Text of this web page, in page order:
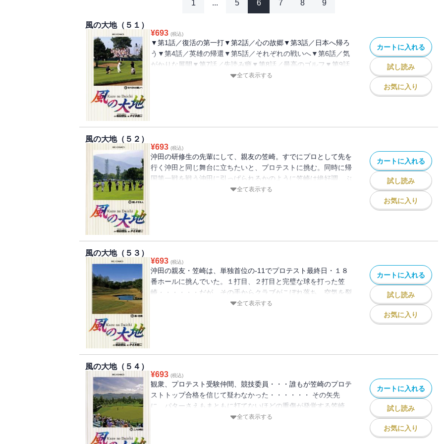
1 ... 5 6 7 8 9
風の大地（５１）
¥693 (税込)
▼第1話／復活の第一打▼第2話／心の故郷▼第3話／日本へ帰ろ
う▼第4話／英雄の帰還▼第5話／それぞれの戦いへ▼第6話／気
がかりな展開▼第7話／先読み癖▼第8話／最高のゴルフ▼第9話
だがローズは、沖田の左足踵の硬さに一抹の不安を抱いていた。
は、予想を上回る回復ぶりに歓喜するが・・・（第1話）。
●本巻の特徴／わずかな不安は残るものの、米国を離れ帰国の途
についた沖田。日本で彼を待っていたのは、予期せぬほどの大フ
ィ）、平尾（ドクター・コウ。骨膜剥離専門の日本人外科医）、
ローズ（リハビリの専門家。沖田を担当する）
全て表示する
カートに入れる
試し読み
お気に入り
風の大地（５２）
¥693 (税込)
沖田の研修生の先輩にして、親友の笠崎。すでにプロとして先を
行く沖田と同じ舞台に立ちたいと、プロテストに挑む。同時に帰
国第一戦を戦う沖田に引っぱられるかのように笠崎は絶好調。ぶ
っちぎりでトップ合格に突っ走っていた。しかし、その笠崎をア
全て表示する
カートに入れる
試し読み
お気に入り
風の大地（５３）
¥693 (税込)
沖田の親友・笠崎は、単独首位の-11でプロテスト最終日・１８
番ホールに挑んでいた。１打目、２打目と完璧な球を打った笠
崎・・・・・・だが、その手からクラブがこぼれ落ち、空気を裂
くような絶叫が千成ゴルフクラブにこだまする。 観衆、プロテ
歩、激痛に耐えながら１８番ホールカップを目指す。 果たし
て、ゴルフの神は笠崎に微笑むのか・・・・・・さらに厳しい試
練を与えるのか・・・・・・笠崎の魂を込めた戦いの結末は如何
全て表示する
カートに入れる
試し読み
お気に入り
風の大地（５４）
¥693 (税込)
観衆、プロテスト受験仲間、競技委員・・・誰もが笠崎のプロテ
ストトップ合格を信じて疑わなかった・・・・・・ その矢先
に、パターさえもまともに打てないほどの重傷が発覚する笠崎
孝。 仲間の熱い祈りとプロテスト合格を信じる沖田の真っ直ぐ
全て表示する
カートに入れる
試し読み
お気に入り